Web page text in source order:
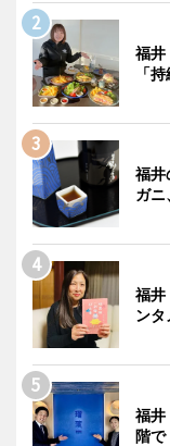
福井
「
福井
ガ
福
ンタ
福
階で